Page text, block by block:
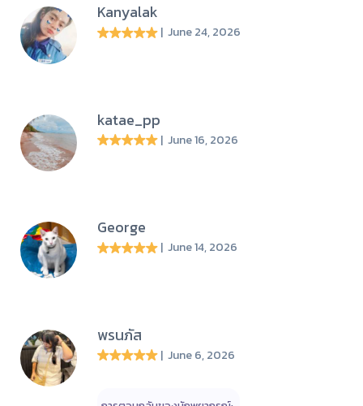
Kanyalak
| June 24, 2026
katae_pp
| June 16, 2026
George
| June 14, 2026
พรนภัส
| June 6, 2026